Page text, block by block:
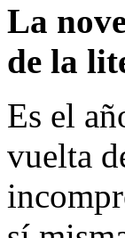
La
de la
Es el
vuelta